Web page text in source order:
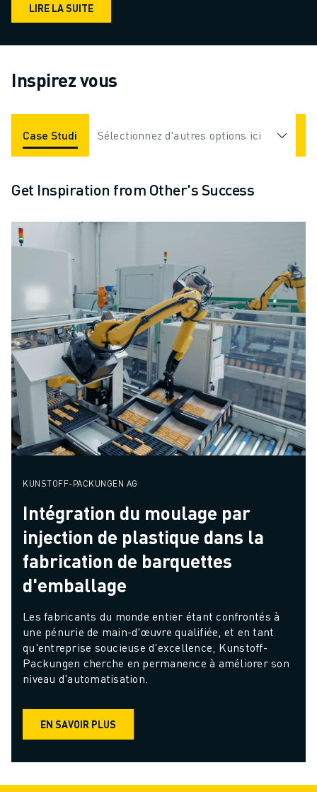
LIRE LA SUITE
Inspirez vous
Case Studies Applications Industries
Sélectionnez d'autres options ici
Get Inspiration from Other's Success
KUNSTOFF-PACKUNGEN AG
Intégration du moulage par
injection de plastique dans la
fabrication de barquettes
d'emballage
Les fabricants du monde entier étant confrontés à
une pénurie de main-d'œuvre qualifiée, et en tant
qu'entreprise soucieuse d'excellence, Kunstoff-
Packungen cherche en permanence à améliorer son
niveau d'automatisation.
EN SAVOIR PLUS